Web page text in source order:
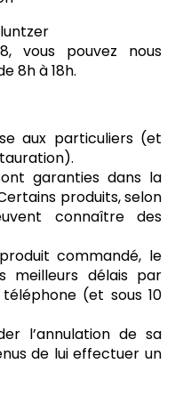
vous pouvez nous
8h à 18h.
aux particuliers (et
garanties dans la
produits, selon
connaître des
commandé, le
meilleurs délais par
(et sous 10
l’annulation de sa
de lui effectuer un